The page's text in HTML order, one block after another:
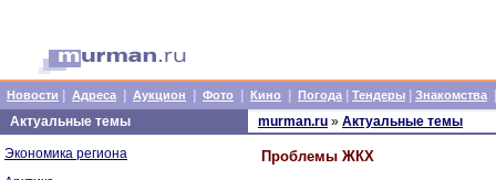
Новости Адреса Аукцион Фото Кино Погода Тендеры Знакомства
Актуальные темы
Экономика региона
murman.ru » Актуальные темы
Проблемы ЖКХ